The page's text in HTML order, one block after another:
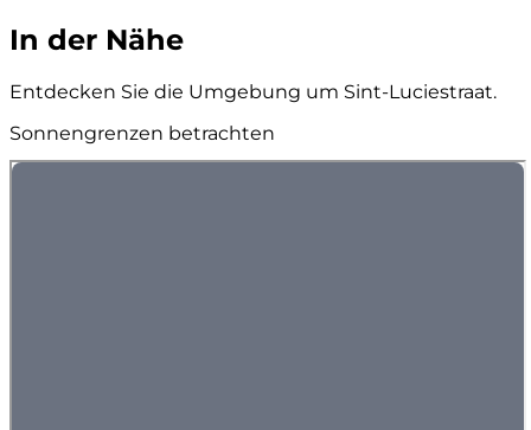
In der Nähe
Entdecken Sie die Umgebung um Sint-Luciestraat.
Sonnengrenzen betrachten